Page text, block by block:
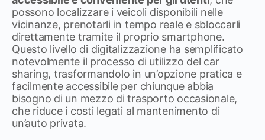
possono localizzare i veicoli disponibili nelle
vicinanze, prenotarli in tempo reale e sbloccarli
direttamente tramite il proprio smartphone.
Questo livello di digitalizzazione ha semplificato
notevolmente il processo di utilizzo del car
sharing, trasformandolo in un’opzione pratica e
facilmente accessibile per chiunque abbia
bisogno di un mezzo di trasporto occasionale,
che riduce i costi legati al mantenimento di
un’auto privata.